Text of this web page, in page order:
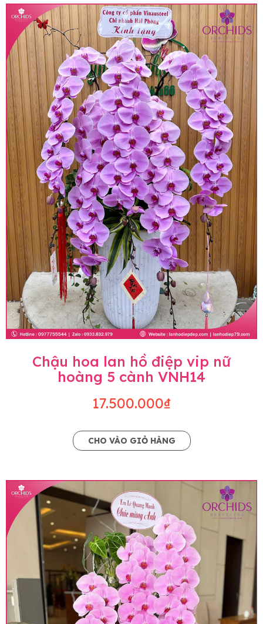
• Giá trên được miễn ship giao trong nội thành,
miễn phí in thiệp - banner theo yêu cầu khách
hàng.
• Beautiful Orchids liên kết với các cửa hàng
trên toàn quốc để phục vụ giao hoa tận nơi, mỗi
khu vực sẽ có mức giá khác nhau (tùy vào chi
phí mặt bằng, nguyên vật liệu,..) nên giá có thể sẽ
thay đổi so với giá niêm yết trên website. Khách
hàng ở Tỉnh thành khác vui lòng chủ động hỏi lại
giá trước khi đặt hàng, shop sẽ chủ động báo giá
chính xác khi có địa chỉ giao hàng cụ thể.
Chậu hoa lan hồ điệp vip nữ
hoàng 5 cành VNH14
17.500.000₫
CHO VÀO GIỎ HÀNG